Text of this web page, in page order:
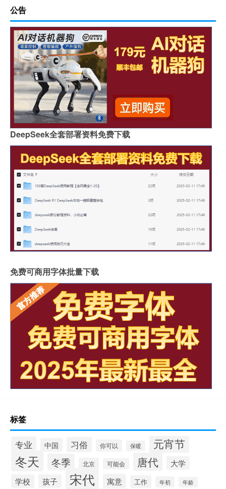
公告
DeepSeek全套部署资料免费下载
免费可商用字体批量下载
标签
专业 中国 习俗 你可以 保暖 元宵节
冬天 冬季 北京 可能会 唐代
大学
学校
孩子 宋代 寓意 工作 年初 年龄